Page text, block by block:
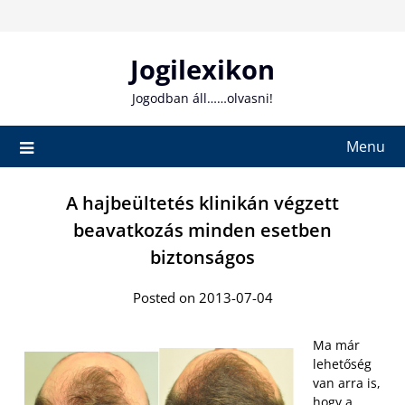
Jogilexikon
Jogodban áll……olvasni!
Menu
A hajbeültetés klinikán végzett
beavatkozás minden esetben
biztonságos
Posted on 2013-07-04
Ma már
lehetőség
van arra is,